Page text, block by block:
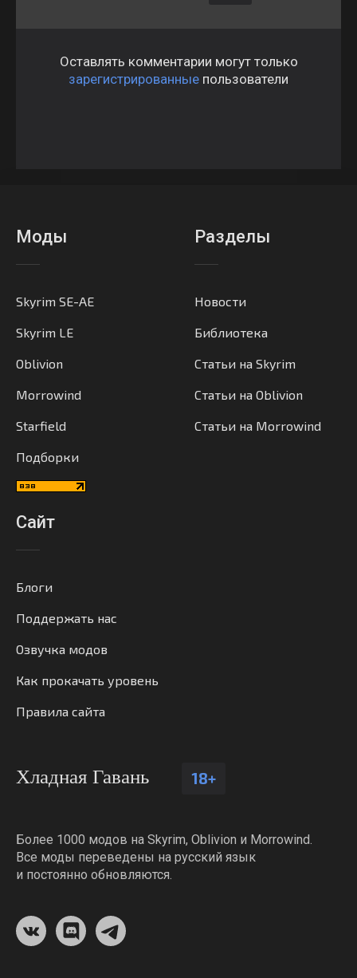
Оставлять комментарии могут только
зарегистрированные пользователи
Моды
Skyrim SE-AE
Skyrim LE
Oblivion
Morrowind
Starfield
Подборки
Разделы
Новости
Библиотека
Статьи на Skyrim
Статьи на Oblivion
Статьи на Morrowind
Сайт
Блоги
Поддержать нас
Озвучка модов
Как прокачать уровень
Правила сайта
Хладная Гавань 18+
Более 1000 модов на Skyrim, Oblivion и Morrowind.
Все моды переведены на русский язык
и постоянно обновляются.